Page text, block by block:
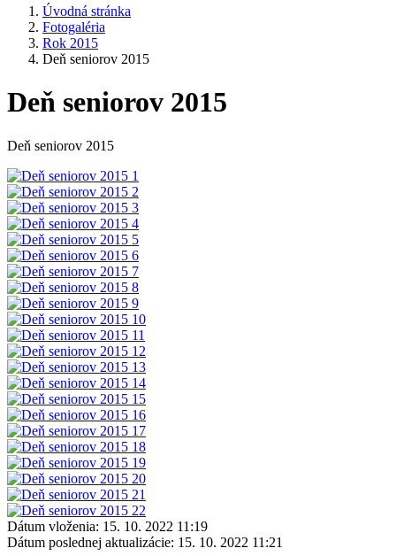
Úvodná stránka
Fotogaléria
Rok 2015
Deň seniorov 2015
Deň seniorov 2015
Deň seniorov 2015
Dátum vloženia: 15. 10. 2022 11:19
Dátum poslednej aktualizácie: 15. 10. 2022 11:21